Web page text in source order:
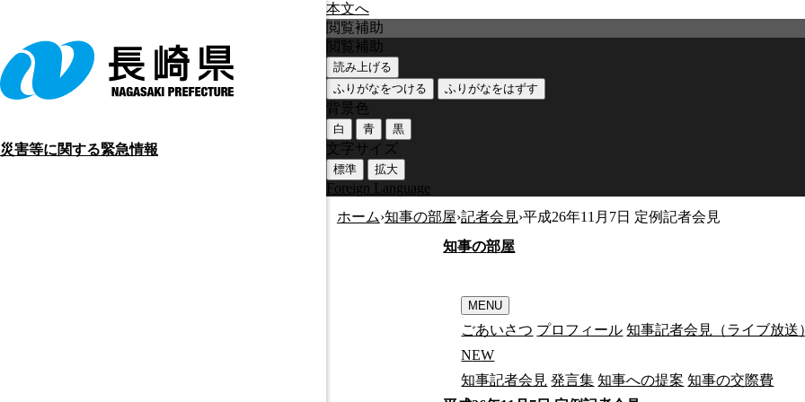
本文へ
災害等に関する緊急情報
閲覧補助
閲覧補助
読み上げる
ふりがなをつける
ふりがなをはずす
背景色
白 青 黒
文字サイズ
標準 拡大
Foreign Language
ホーム›知事の部屋›記者会見›平成26年11月7日 定例記者会見
知事の部屋
MENU
ごあいさつ プロフィール 知事記者会見（ライブ放送
NEW
知事記者会見 発言集 知事への提案 知事の交際費